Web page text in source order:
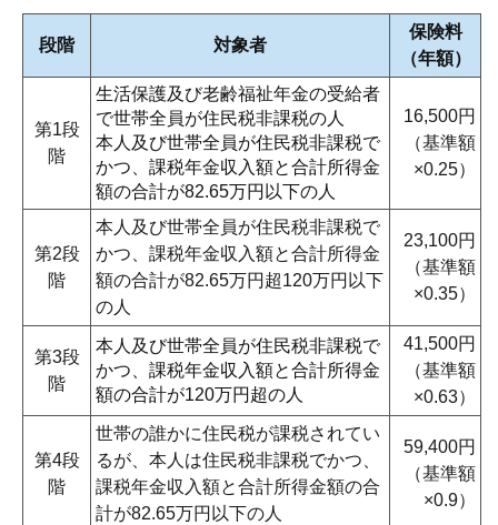
段階 対象者
保険料
（年額）
第1段
階
生活保護及び老齢福祉年金の受給者
で世帯全員が住民税非課税の人
本人及び世帯全員が住民税非課税で
かつ、課税年金収入額と合計所得金
額の合計が82.65万円以下の人
16,500円
（基準額
×0.25）
第2段
階
本人及び世帯全員が住民税非課税で
かつ、課税年金収入額と合計所得金
額の合計が82.65万円超120万円以下
の人
23,100円
（基準額
×0.35）
第3段
階
本人及び世帯全員が住民税非課税で
かつ、課税年金収入額と合計所得金
額の合計が120万円超の人
41,500円
（基準額
×0.63）
第4段
階
世帯の誰かに住民税が課税されてい
るが、本人は住民税非課税でかつ、
課税年金収入額と合計所得金額の合
計が82.65万円以下の人
59,400円
（基準額
×0.9）